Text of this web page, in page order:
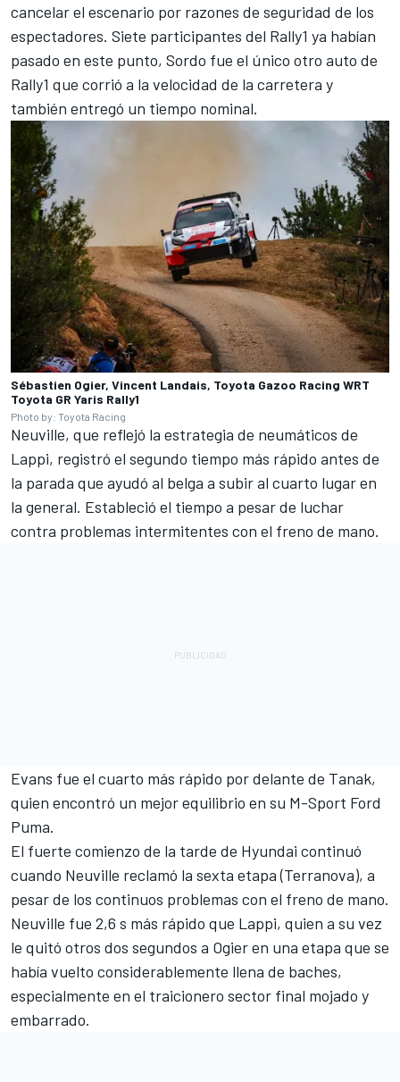
cancelar el escenario por razones de seguridad de los
espectadores. Siete participantes del Rally1 ya habían
pasado en este punto, Sordo fue el único otro auto de
Rally1 que corrió a la velocidad de la carretera y
también entregó un tiempo nominal.
Sébastien Ogier, Vincent Landais, Toyota Gazoo Racing WRT
Toyota GR Yaris Rally1
Photo by: Toyota Racing
Neuville, que reflejó la estrategia de neumáticos de
Lappi, registró el segundo tiempo más rápido antes de
la parada que ayudó al belga a subir al cuarto lugar en
la general. Estableció el tiempo a pesar de luchar
contra problemas intermitentes con el freno de mano.
Evans fue el cuarto más rápido por delante de Tanak,
quien encontró un mejor equilibrio en su M-Sport Ford
Puma.
El fuerte comienzo de la tarde de Hyundai continuó
cuando Neuville reclamó la sexta etapa (Terranova), a
pesar de los continuos problemas con el freno de mano.
Neuville fue 2,6 s más rápido que Lappi, quien a su vez
le quitó otros dos segundos a Ogier en una etapa que se
había vuelto considerablemente llena de baches,
especialmente en el traicionero sector final mojado y
embarrado.